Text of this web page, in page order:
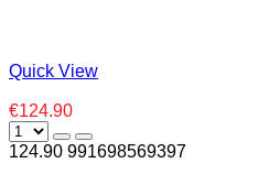
Quick View
€124.90
124.90 991698569397